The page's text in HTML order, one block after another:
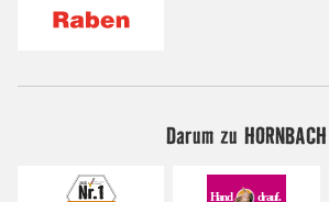
Darum zu HORNBACH